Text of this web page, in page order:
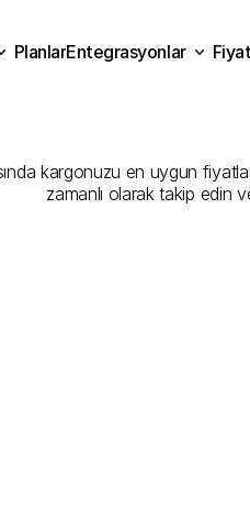
kargonuzu en uygun
zamanlı olarak takip edin
PlanlarEntegrasyonlar